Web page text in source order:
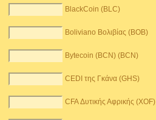
BlackCoin (BLC)
Boliviano Βολιβίας (BOB)
Bytecoin (BCN) (BCN)
CEDI της Γκάνα (GHS)
CFA Δυτικής Αφρικής (XOF)